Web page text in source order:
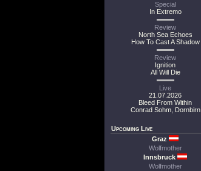
Special
In Extremo
Review
North Sea Echoes
How To Cast A Shadow
Review
Ignition
All Will Die
Live
21.07.2026
Bleed From Within
Conrad Sohm, Dornbirn
Upcoming Live
Graz
Wolfmother
Innsbruck
Wolfmother